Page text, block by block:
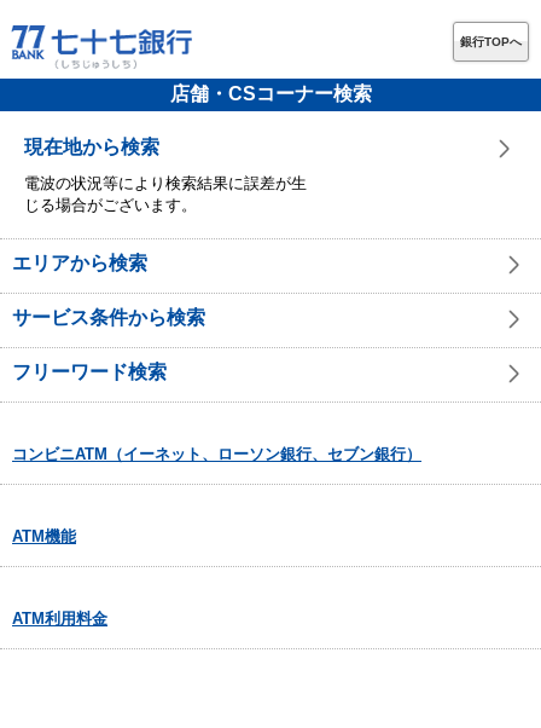
銀行TOPへ
店舗・CSコーナー検索
現在地から検索
電波の状況等により検索結果に誤差が生
じる場合がございます。
エリアから検索
サービス条件から検索
フリーワード検索
コンビニATM（イーネット、ローソン銀行、セブン銀行）
ATM機能
ATM利用料金